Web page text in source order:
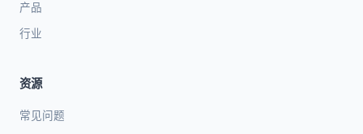
产品
行业
资源
常见问题